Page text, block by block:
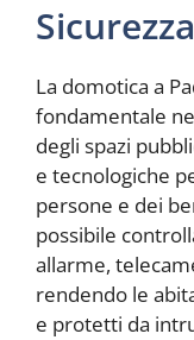
Sicurezza
La domotica a
fondamentale
degli spazi
e tecnologiche
persone e dei
possibile
allarme,
rendendo le
e protetti da